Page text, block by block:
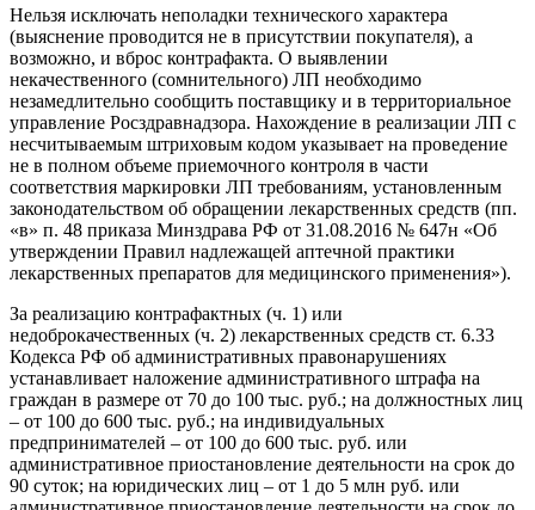
Нельзя исключать неполадки технического характера
(выяснение проводится не в присутствии покупателя), а
возможно, и вброс контрафакта. О выявлении
некачественного (сомнительного) ЛП необходимо
незамедлительно сообщить поставщику и в территориальное
управление Росздравнадзора. Нахождение в реализации ЛП с
несчитываемым штриховым кодом указывает на проведение
не в полном объеме приемочного контроля в части
соответствия маркировки ЛП требованиям, установленным
законодательством об обращении лекарственных средств (пп.
«в» п. 48 приказа Минздрава РФ от 31.08.2016 № 647н «Об
утверждении Правил надлежащей аптечной практики
лекарственных препаратов для медицинского применения»).
За реализацию контрафактных (ч. 1) или
недоброкачественных (ч. 2) лекарственных средств ст. 6.33
Кодекса РФ об административных правонарушениях
устанавливает наложение административного штрафа на
граждан в размере от 70 до 100 тыс. руб.; на должностных лиц
– от 100 до 600 тыс. руб.; на индивидуальных
предпринимателей – от 100 до 600 тыс. руб. или
административное приостановление деятельности на срок до
90 суток; на юридических лиц – от 1 до 5 млн руб. или